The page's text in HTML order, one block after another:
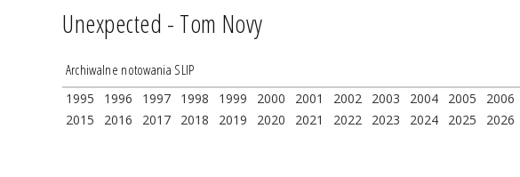
Unexpected - Tom Novy
Archiwalne notowania SLIP
1995 1996 1997 1998 1999 2000 2001 2002 2003 2004 2005 2006
2015
2016 2017 2018 2019 2020 2021 2022 2023 2024 2025 2026